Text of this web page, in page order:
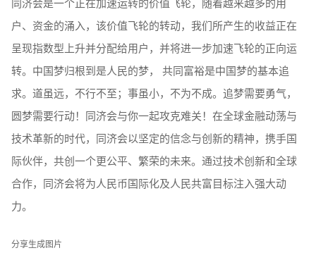
户、资⾦的涌⼊，该价值⻜轮的转动，我们所产⽣的收益正在
呈现指数型上升并分配给用户，并将进⼀步加速⻜轮的正向运
转。中国梦归根到是人民的梦， 共同富裕是中国梦的基本追
求。道虽远，不行不至；事虽小，不为不成。追梦需要勇气，
圆梦需要行动！同济会与你一起攻克难关！在全球金融动荡与
技术革新的时代，同济会以坚定的信念与创新的精神，携手国
际伙伴，共创一个更公平、繁荣的未来。通过技术创新和全球
合作，同济会将为人民币国际化及人民共富目标注入强大动
力。
分享生成图片